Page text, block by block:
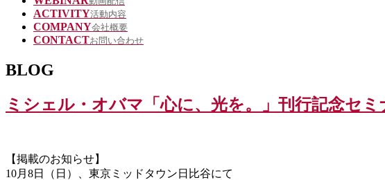
ACTIVITY活動内容
COMPANY会社概要
CONTACTお問い合わせ
BLOG
ミシェル・オバマ「心に、光を。」刊行記念セ
【掲載のお知らせ】
10月8日（日）、東京ミッドタウン日比谷にて